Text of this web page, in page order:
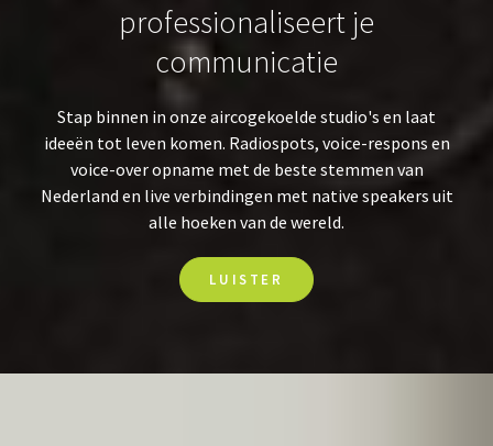
professionaliseert je
communicatie
Stap binnen in onze aircogekoelde studio's en laat
ideeën tot leven komen. Radiospots, voice-respons en
voice-over opname met de beste stemmen van
Nederland en live verbindingen met native speakers uit
alle hoeken van de wereld.
LUISTER